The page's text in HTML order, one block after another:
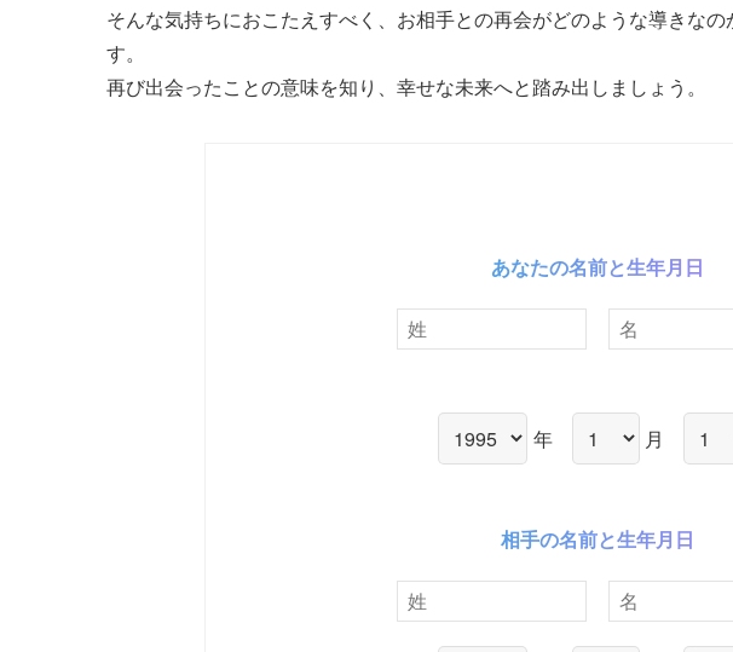
そんな気持ちにおこたえすべく、お相手との再会がどのような導きな
す。
再び出会ったことの意味を知り、幸せな未来へと踏み出しましょう。
あなたの名前と生年月日
年 月
相手の名前と生年月日